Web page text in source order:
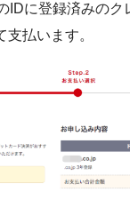
IDに登録済みのク
払います。